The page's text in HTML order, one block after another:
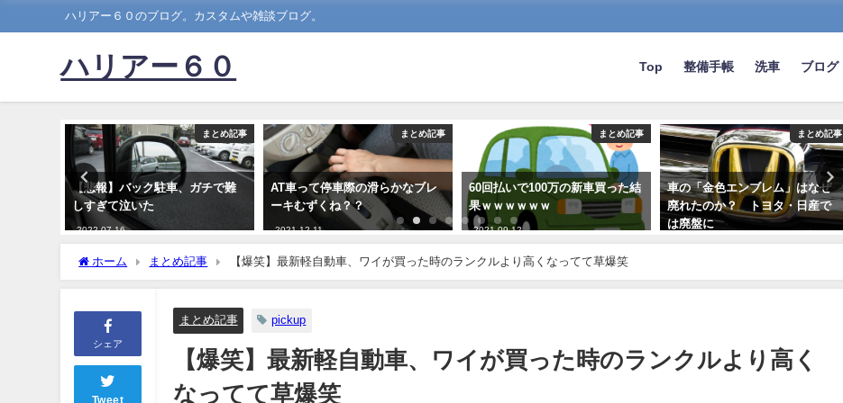
ハリアー６０のブログ。カスタムや雑談ブログ。
ハリアー６０ Top 整備手帳 洗車 ブログ
まとめ記事
【悲報】バック駐車、ガチで難
しすぎて泣いた
2022-07-16
まとめ記事
AT車って停車際の滑らかなブレ
ーキむずくね？？
2021-12-11
まとめ記事
60回払いで100万の新車買った結
果ｗｗｗｗｗｗ
2021-09-12
まとめ記事
車の「金色エンブレム」はなぜ
廃れたのか？ トヨタ・日産で
は廃盤に
ホーム まとめ記事 【爆笑】最新軽自動車、ワイが買った時のランクルより高くなってて草爆笑
シェア
Tweet
まとめ記事 pickup
【爆笑】最新軽自動車、ワイが買った時のランクルより高く
なってて草爆笑